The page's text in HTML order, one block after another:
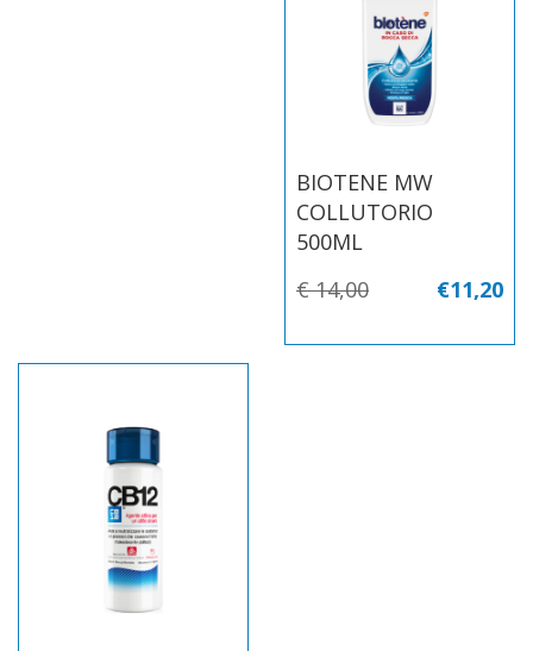
BIOTENE MW
COLLUTORIO
500ML
€ 14,00 €11,20